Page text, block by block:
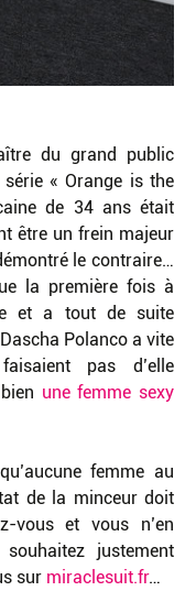
du grand public
« Orange is the
de 34 ans était
être un frein majeur
le contraire…
la première fois à
et a tout de suite
Polanco a vite
pas d’elle
une femme sexy
femme au
de la minceur doit
vous et vous n’en
justement
sur miraclesuit.fr…